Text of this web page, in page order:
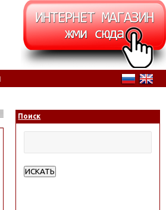
Поиск
ИСКАТЬ